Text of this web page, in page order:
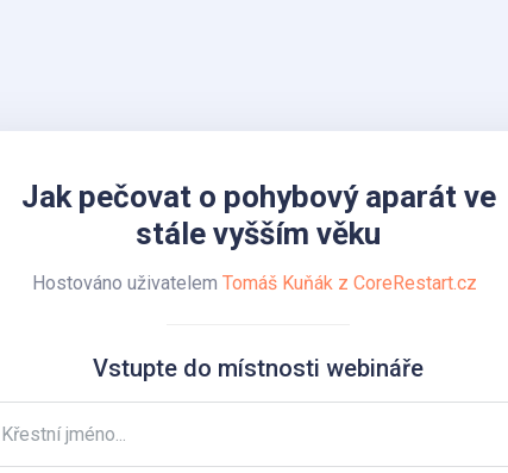
Jak pečovat o pohybový aparát ve
stále vyšším věku
Hostováno uživatelem Tomáš Kuňák z CoreRestart.cz
Vstupte do místnosti webináře